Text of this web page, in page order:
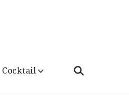
Cocktail